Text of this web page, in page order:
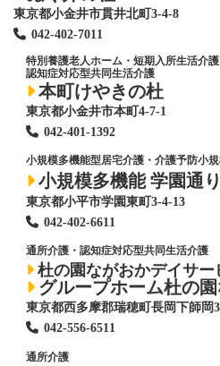
東京都小金井市貫井北町3-4-8
042-402-7011
特別養護老人ホーム ・短期入所生活介護
認知症対応型共同生活介護
本町けやきの杜
東京都小金井市本町4-7-1
042-401-1392
小規模多機能型居宅介護・介護予防小
小規模多機能 学園通り
東京都小平市学園東町3-4-13
042-402-6611
通所介護・認知症対応型共同生活介護
杜の園ながおかデイサー
グループホーム杜の
東京都西多摩郡瑞穂町長岡下師岡
042-556-6511
通所介護